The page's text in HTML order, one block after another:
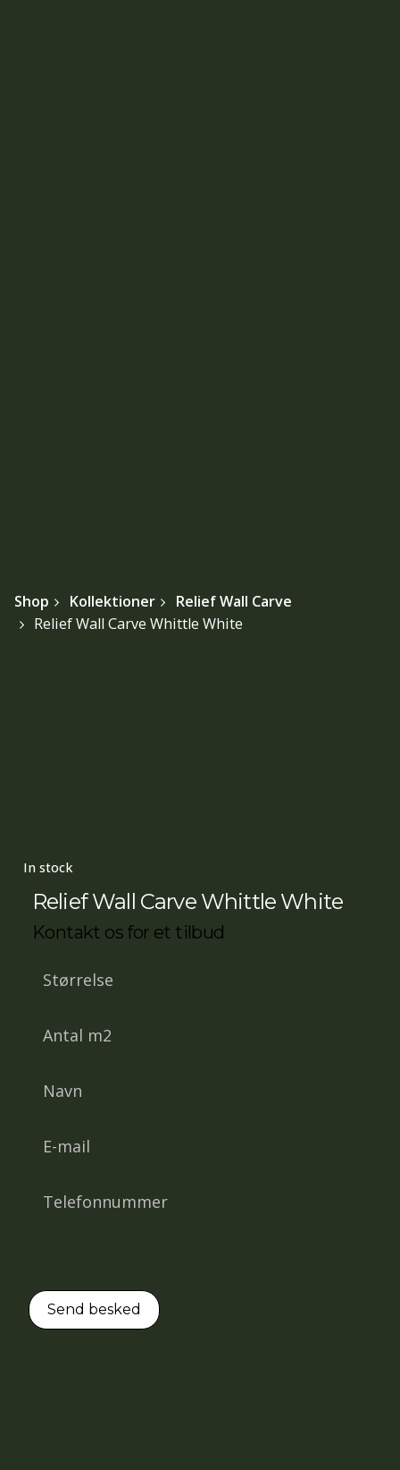
Shop Kollektioner
Relief Wall Carve
Relief Wall Carve Whittle White
In stock
Relief Wall Carve Whittle White
Kontakt os for et tilbud